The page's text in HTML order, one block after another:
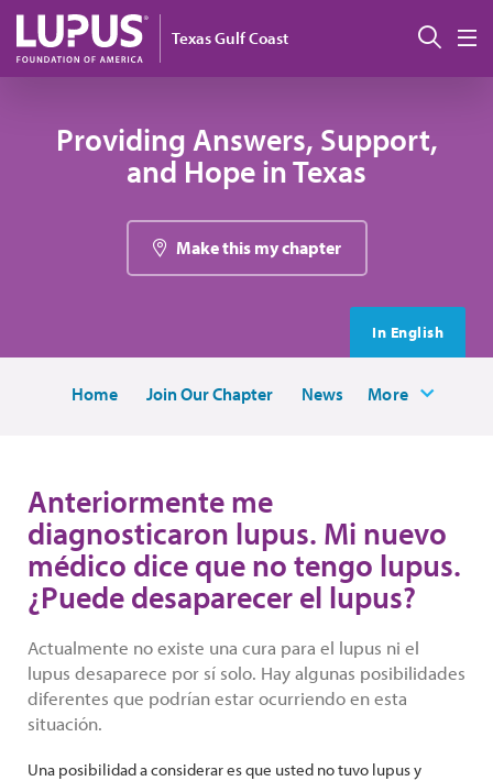
Pasar al contenido principal
Texas Gulf Coast
Providing Answers, Support,
and Hope in Texas
Make this my chapter
In English
Home Join Our Chapter News More
Anteriormente me
diagnosticaron lupus. Mi nuevo
médico dice que no tengo lupus.
¿Puede desaparecer el lupus?
Actualmente no existe una cura para el lupus ni el
lupus desaparece por sí solo. Hay algunas posibilidades
diferentes que podrían estar ocurriendo en esta
situación.
Una posibilidad a considerar es que usted no tuvo lupus y